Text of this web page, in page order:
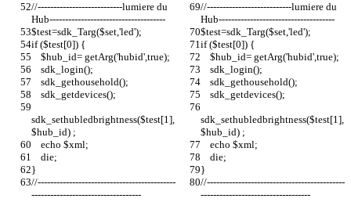
//---------------------------lumiere du
Hub-------------------------------------
//---------------------------lumiere du
Hub-------------------------------------
$test=sdk_Targ($set,'led');
$test=sdk_Targ($set,'led');
if ($test[0]) {
if ($test[0]) {
    $hub_id= getArg('hubid',true);
    $hub_id= getArg('hubid',true);
    sdk_login();
    sdk_login();
    sdk_gethousehold();
    sdk_gethousehold();
    sdk_getdevices();
    sdk_getdevices();
sdk_sethubledbrightness($test[1],
$hub_id) ;
sdk_sethubledbrightness($test[1],
$hub_id) ;
    echo $xml;
    echo $xml;
    die;
    die;
}
}
//--------------------------------------------
-----------------------------------
//--------------------------------------------
-----------------------------------